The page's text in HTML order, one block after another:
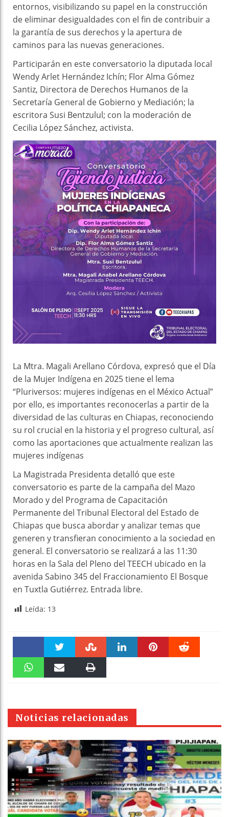
entornos, visibilizando su papel en la construcción
de eliminar desigualdades con el fin de contribuir a
la garantía de sus derechos y la apertura de
caminos para las nuevas generaciones.
Participarán en este conversatorio la diputada local
Wendy Arlet Hernández Ichín; Flor Alma Gómez
Santiz, Directora de Derechos Humanos de la
Secretaría General de Gobierno y Mediación; la
escritora Susi Bentzulul; con la moderación de
Cecilia López Sánchez, activista.
La Mtra. Magali Arellano Córdova, expresó que el Día
de la Mujer Indígena en 2025 tiene el lema
“Pluriversos: mujeres indígenas en el México Actual”
por ello, es importantes reconocerlas a partir de la
diversidad de las culturas en Chiapas, reconociendo
su rol crucial en la historia y el progreso cultural, así
como las aportaciones que actualmente realizan las
mujeres indígenas
La Magistrada Presidenta detalló que este
conversatorio es parte de la campaña del Mazo
Morado y del Programa de Capacitación
Permanente del Tribunal Electoral del Estado de
Chiapas que busca abordar y analizar temas que
generen y transfieran conocimiento a la sociedad en
general. El conversatorio se realizará a las 11:30
horas en la Sala del Pleno del TEECH ubicado en la
avenida Sabino 345 del Fraccionamiento El Bosque
en Tuxtla Gutiérrez. Entrada libre.
Leída: 13
Faceboo Twitter Stumble
pt
Noticias relacionadas